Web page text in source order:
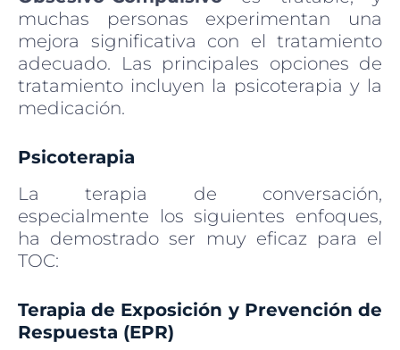
muchas personas experimentan una
mejora significativa con el tratamiento
adecuado. Las principales opciones de
tratamiento incluyen la psicoterapia y la
medicación.
Psicoterapia
La terapia de conversación,
especialmente los siguientes enfoques,
ha demostrado ser muy eficaz para el
TOC:
Terapia de Exposición y Prevención de
Respuesta (EPR)